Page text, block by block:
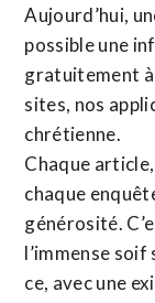
Aujourd’hui,
possible une
gratuitement à
sites, nos
chrétienne.
Chaque
chaque
générosité.
l’immense
ce, avec une